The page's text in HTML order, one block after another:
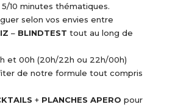
10 minutes thématiques.
selon vos envies entre
– BLINDTEST tout au long de
et 00h (20h/22h ou 22h/00h)
de notre formule tout compris
+ PLANCHES APERO pour